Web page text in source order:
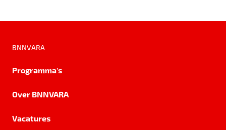
BNNVARA
Programma's
Over BNNVARA
Vacatures